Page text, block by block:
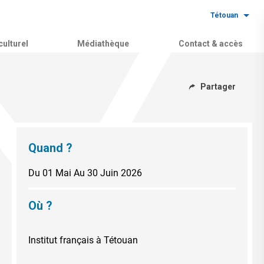
Tétouan
Médiathèque Contact & accès
Partager
Quand ?
Du 01 Mai Au 30 Juin 2026
Où ?
Institut français à Tétouan